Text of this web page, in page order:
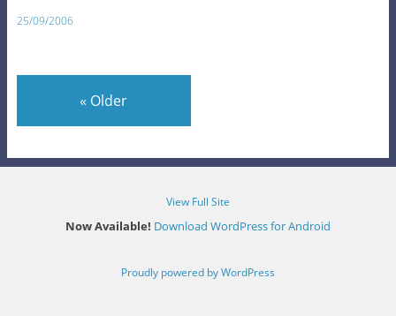
25/09/2006
« Older
View Full Site
Now Available! Download WordPress for Android
Proudly powered by WordPress